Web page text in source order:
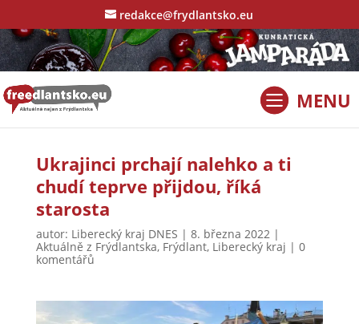
redakce@frydlantsko.eu
Ukrajinci prchají nalehko a ti
chudí teprve přijdou, říká
starosta
autor: Liberecký kraj DNES | 8. března 2022 |
Aktuálně z Frýdlantska, Frýdlant, Liberecký kraj | 0
komentářů